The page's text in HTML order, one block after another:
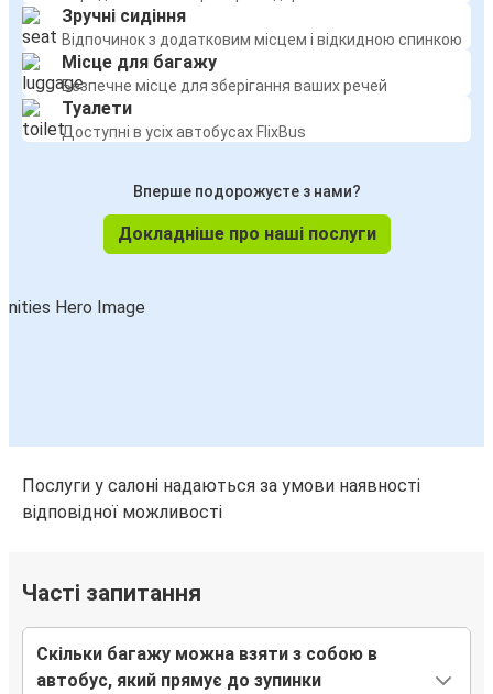
Зручні сидіння
Відпочинок з додатковим місцем і відкидною спинкою
Місце для багажу
Безпечне місце для зберігання ваших речей
Туалети
Доступні в усіх автобусах FlixBus
Вперше подорожуєте з нами?
Докладніше про наші послуги
Послуги у салоні надаються за умови наявності
відповідної можливості
Часті запитання
Скільки багажу можна взяти з собою в
автобус, який прямує до зупинки